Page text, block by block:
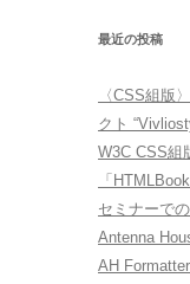
最近の投稿
〈CSS組版
クト
W3C CSS組
「
セミナーでの
Antenna
AH